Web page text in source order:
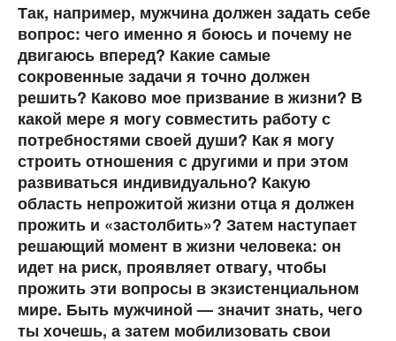
Так, например, мужчина должен задать себе
вопрос: чего именно я боюсь и почему не
двигаюсь вперед? Какие самые
сокровенные задачи я точно должен
решить? Каково мое призвание в жизни? В
какой мере я могу совместить работу с
потребностями своей души? Как я могу
строить отношения с другими и при этом
развиваться индивидуально? Какую
область непрожитой жизни отца я должен
прожить и «застолбить»? Затем наступает
решающий момент в жизни человека: он
идет на риск, проявляет отвагу, чтобы
прожить эти вопросы в экзистенциальном
мире. Быть мужчиной — значит знать, чего
ты хочешь, а затем мобилизовать свои